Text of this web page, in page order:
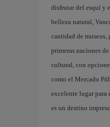
disfrutar del esquí y
belleza natural,
cantidad de
primeras naciones
cultural, con
como el Mercado
excelente lugar para
es un destino